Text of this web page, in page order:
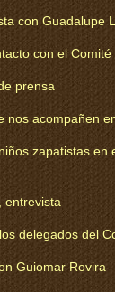
con Guadalupe
con el
prensa
nos acompañen
zapatistas
entrevista
delegados del
Guiomar Rovira